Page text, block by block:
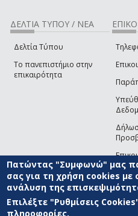
ΔΕΛΤΙΑ ΤΥΠΟΥ / ΝΕΑ
Δελτία Τύπου
Το πανεπιστήμιο στην
επικαιρότητα
© ΠΑΝΕΠΙΣΤΗΜΙΟ ΑΙΓΑΙΟΥ ΟΡΟΙ
ΑΝΑΠΤΥΞΗΣ
Πατώντας "Συμφωνώ" μας
σας για τη χρήση cookies
ανάλυση της
Επιλέξτε "Ρυθμίσεις
πληροφορίες.